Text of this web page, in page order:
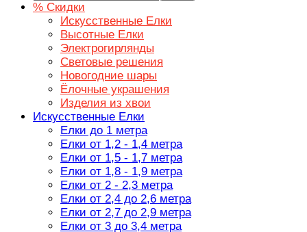
% Скидки
Искусственные Елки
Высотные Елки
Электрогирлянды
Световые решения
Новогодние шары
Ёлочные украшения
Изделия из хвои
Искусственные Елки
Елки до 1 метра
Елки от 1,2 - 1,4 метра
Елки от 1,5 - 1,7 метра
Елки от 1,8 - 1,9 метра
Елки от 2 - 2,3 метра
Елки от 2,4 до 2,6 метра
Елки от 2,7 до 2,9 метра
Елки от 3 до 3,4 метра